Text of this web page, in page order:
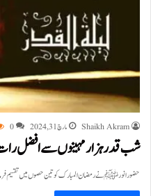
Shaikh Akram مارچ 31, 2024 0
شب قدر ہزار مہینوں سے افضل
حضور انور ﷺ نے رمضان المبارک کو تین حصوں میں تقسیم